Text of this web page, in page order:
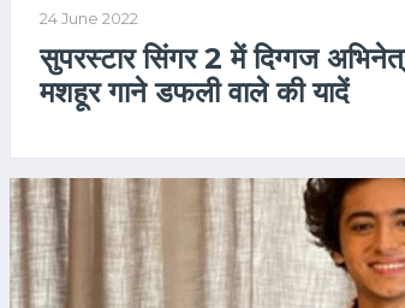
24 June 2022
सुपरस्टार सिंगर 2 में दिग्गज
मशहूर गाने डफली वाले की यादें